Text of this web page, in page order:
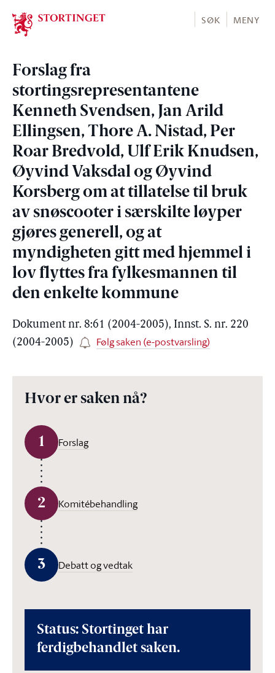
Stortinget.no
SØK MENY
Forslag fra
stortingsrepresentantene
Kenneth Svendsen, Jan Arild
Ellingsen, Thore A. Nistad, Per
Roar Bredvold, Ulf Erik Knudsen,
Øyvind Vaksdal og Øyvind
Korsberg om at tillatelse til bruk
av snøscooter i særskilte løyper
gjøres generell, og at
myndigheten gitt med hjemmel i
lov flyttes fra fylkesmannen til
den enkelte kommune
Dokument nr. 8:61 (2004-2005), Innst. S. nr. 220
(2004-2005)
Følg saken (e-postvarsling)
Hvor er saken nå?
1 Forslag
2 Komitébehandling
3 Debatt og vedtak
Status: Stortinget har
ferdigbehandlet saken.